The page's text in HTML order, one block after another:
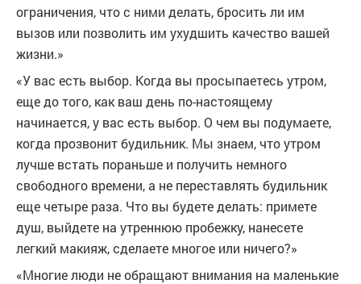
ограничения, что с ними делать, бросить ли им
вызов или позволить им ухудшить качество вашей
жизни.»
«У вас есть выбор. Когда вы просыпаетесь утром,
еще до того, как ваш день по-настоящему
начинается, у вас есть выбор. О чем вы подумаете,
когда прозвонит будильник. Мы знаем, что утром
лучше встать пораньше и получить немного
свободного времени, а не переставлять будильник
еще четыре раза. Что вы будете делать: примете
душ, выйдете на утреннюю пробежку, нанесете
легкий макияж, сделаете многое или ничего?»
«Многие люди не обращают внимания на маленькие